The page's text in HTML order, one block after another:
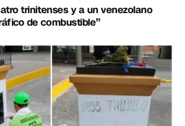
trinitenses y a un venezolano
de combustible”